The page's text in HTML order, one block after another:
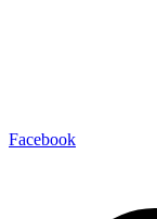
Facebook